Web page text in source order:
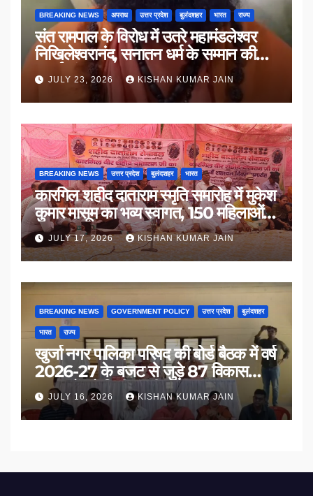
BREAKING NEWS अपराध उत्तर प्रदेश बुलंदशहर भारत राज्य
संत रामपाल के विरोध में उतरे महामंडलेश्वर
निखिलेश्वरानंद, सनातन धर्म के सम्मान की
उठाई मांग
JULY 23, 2026 KISHAN KUMAR JAIN
BREAKING NEWS उत्तर प्रदेश बुलंदशहर भारत
कारगिल शहीद दाताराम स्मृति समारोह में मुकेश
कुमार मासूम का भव्य स्वागत, 150 महिलाओं
का सम्मान
JULY 17, 2026 KISHAN KUMAR JAIN
BREAKING NEWS GOVERNMENT POLICY उत्तर प्रदेश बुलंदशहर
भारत राज्य
खुर्जा नगर पालिका परिषद की बोर्ड बैठक में वर्ष
2026-27 के बजट से जुड़े 87 विकास
प्रस्तावों को मिली मंजूरी
JULY 16, 2026 KISHAN KUMAR JAIN